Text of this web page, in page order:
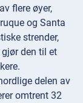
flere øyer,
og Santa
strender,
den til et
delen av
omtrent 32